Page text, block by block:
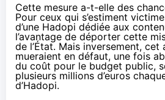
Cette mesure a-t-elle des
Pour ceux qui s’estiment
d’une Hadopi dédiée aux
l’avantage de déporter cette
de l’État. Mais inversement, cet
mueraient en défaut, une fois
du coût pour le budget public,
plusieurs millions d’euros
d’Hadopi.